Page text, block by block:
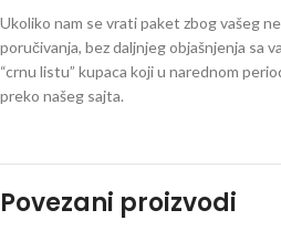
Ukoliko nam se vrati paket zbog vašeg
poručivanja, bez daljnjeg objašnjenja sa
“crnu listu” kupaca koji u narednom
preko našeg sajta.
Povezani proizvodi